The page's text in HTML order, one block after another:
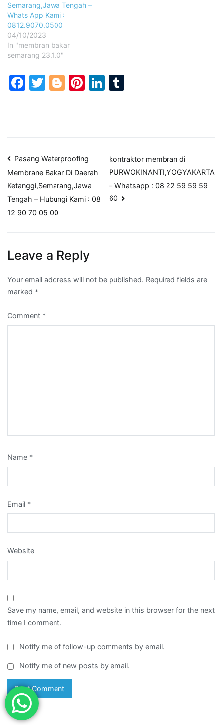
Semarang,Jawa Tengah –
Whats App Kami :
0812.9070.0500
04/10/2023
In "membran bakar
semarang 23.1.0"
Facebook
Twitter
Blogger
Pinterest
LinkedIn
Post
navigation
Pasang Waterproofing
Membrane Bakar Di Daerah
Ketanggi,Semarang,Jawa
Tengah – Hubungi Kami : 08
12 90 70 05 00
kontraktor membran di
PURWOKINANTI,YOGYAKARTA
– Whatsapp : 08 22 59 59 59
60
Leave a Reply
Your email address will not be published. Required fields are
marked *
Comment *
Name *
Email *
Website
Save my name, email, and website in this browser for the next
time I comment.
Notify me of follow-up comments by email.
Notify me of new posts by email.